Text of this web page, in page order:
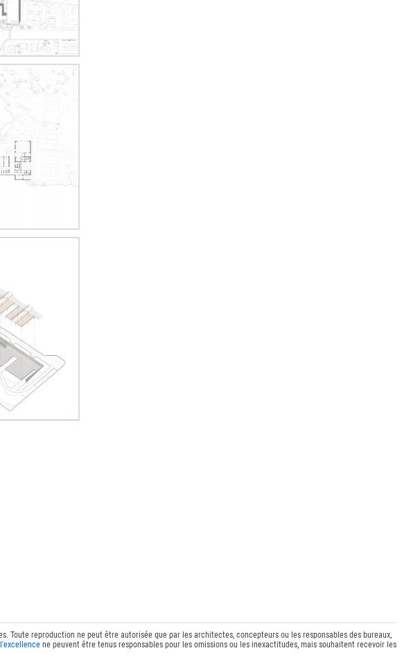
reproduction ne peut être autorisée que par les architectes, concepteurs ou les responsables des bureaux,
ne peuvent être tenus responsables pour les omissions ou les inexactitudes, mais souhaitent recevoir les